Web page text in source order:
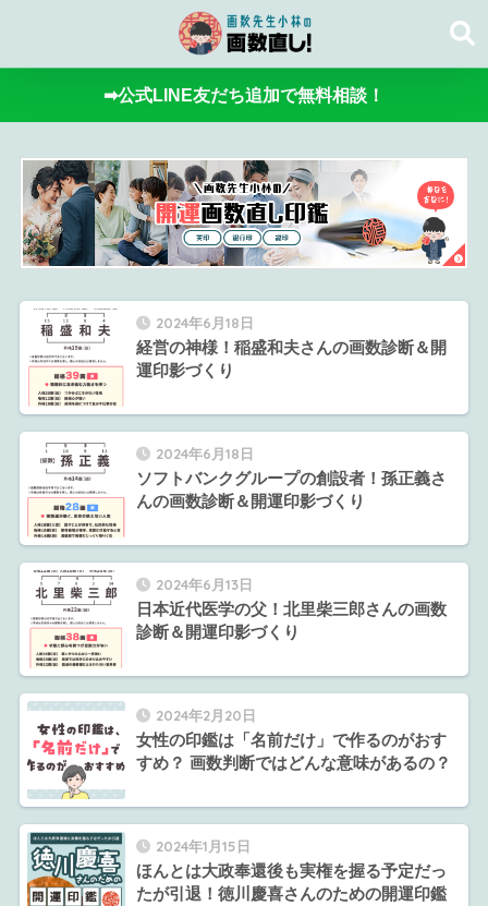
➡公式LINE友だち追加で無料相談！
2024年6月18日
経営の神様！稲盛和夫さんの画数診断＆開
運印影づくり
2024年6月18日
ソフトバンクグループの創設者！孫正義さ
んの画数診断＆開運印影づくり
2024年6月13日
日本近代医学の父！北里柴三郎さんの画数
診断＆開運印影づくり
2024年2月20日
女性の印鑑は「名前だけ」で作るのがおす
すめ？ 画数判断ではどんな意味があるの？
2024年1月15日
ほんとは大政奉還後も実権を握る予定だっ
たが引退！徳川慶喜さんのための開運印鑑